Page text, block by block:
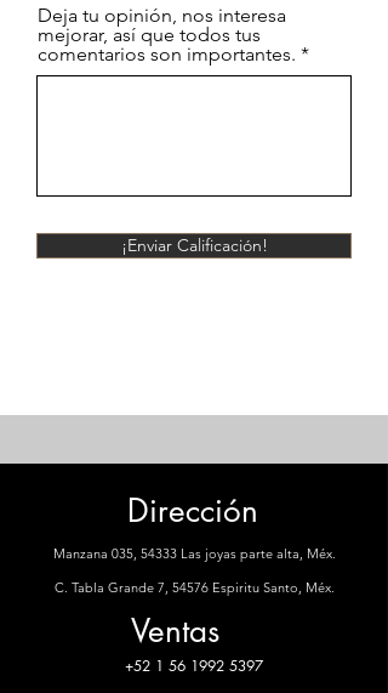
Deja tu opinión, nos interesa
mejorar, así que todos tus
comentarios son importantes.
¡Enviar Calificación!
Dirección
Manzana 035, 54333 Las joyas parte alta, Méx.
C. Tabla Grande 7, 54576 Espiritu Santo, Méx.
Ventas
+52 1 56 1992 5397